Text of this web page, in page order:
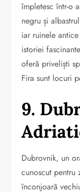
împletesc într-o
negru și
iar ruinele
istoriei
oferă priveliști
Fira sunt locuri
9.
Dubrovnik, un
cunoscut
înconjoară